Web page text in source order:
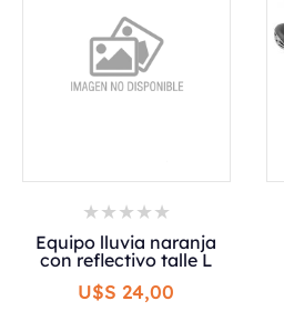
Equipo lluvia naranja
con reflectivo talle L
U$S 24,00